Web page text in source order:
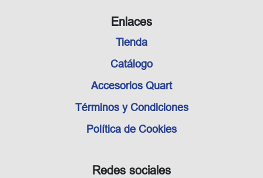
Redes sociales
Enlaces
Tienda
Catálogo
Accesorios Quart
Términos y Condiciones
Política de Cookies